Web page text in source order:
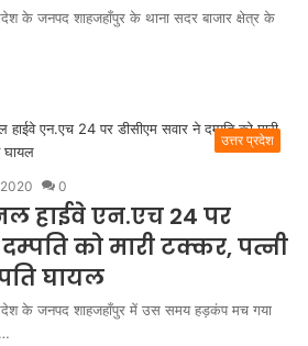
के जनपद शाहजहाँपुर के थाना सदर बाजार क्षेत्र के
उत्तर प्रदेश
0
हाईवे एन.एच 24 पर
को मारी टक्कर, पत्नी
घायल
के जनपद शाहजहाँपुर में उस समय हड़कंप मच गया